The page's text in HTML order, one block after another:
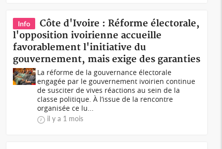
Info
Côte d'Ivoire : Réforme électorale,
l'opposition ivoirienne accueille
favorablement l'initiative du
gouvernement, mais exige des garanties
La réforme de la gouvernance électorale
engagée par le gouvernement ivoirien continue
de susciter de vives réactions au sein de la
classe politique. À l’issue de la rencontre
organisée ce lu...
il y a 1 mois